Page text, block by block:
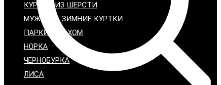
КУРТКИ ИЗ ШЕРСТИ
МУЖСКИЕ ЗИМНИЕ КУРТКИ
ПАРКИ С МЕХОМ
НОРКА
ЧЕРНОБУРКА
ЛИСА